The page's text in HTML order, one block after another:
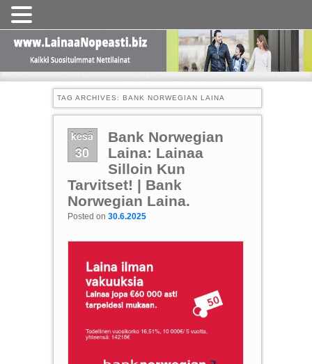
TAG ARCHIVES: BANK NORWEGIAN LAINA
kesä
30
Bank Norwegian
Laina: Lainaa
Silloin Kun
Tarvitset! | Bank
Norwegian Laina.
Posted on 30.6.2025